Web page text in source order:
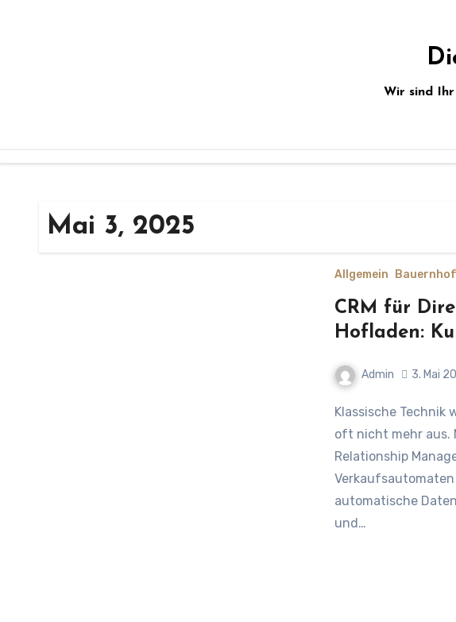
Wir sind
Mai 3, 2025
Allgemein
CRM für
Hofladen:
Admin 3. Mai
Klassische Technik wie Newsletter und Treuekarten reichen
oft nicht mehr aus.
Relationship
automatische
und…